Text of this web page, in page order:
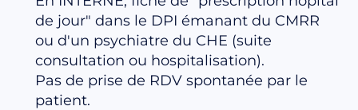
de jour" dans le DPI émanant du CMRR
ou d'un psychiatre du CHE (suite
consultation ou hospitalisation).
Pas de prise de RDV spontanée par le
patient.